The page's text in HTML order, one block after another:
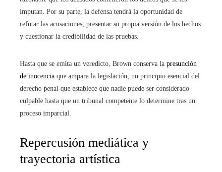
imputan. Por su parte, la defensa tendrá la oportunidad de
refutar las acusaciones, presentar su propia versión de los hechos
y cuestionar la credibilidad de las pruebas.
Hasta que se emita un veredicto, Brown conserva la presunción
de inocencia que ampara la legislación, un principio esencial del
derecho penal que establece que nadie puede ser considerado
culpable hasta que un tribunal competente lo determine tras un
proceso imparcial.
Repercusión mediática y
trayectoria artística